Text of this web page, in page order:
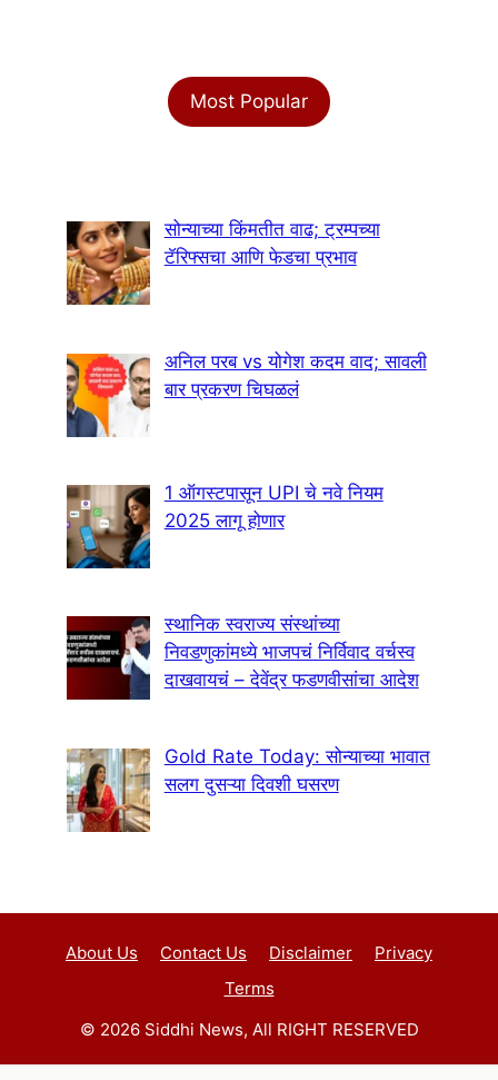
Most Popular
सोन्याच्या किंमतीत वाढ; ट्रम्पच्या
टॅरिफ्सचा आणि फेडचा प्रभाव
अनिल परब vs योगेश कदम वाद; सावली
बार प्रकरण चिघळलं
1 ऑगस्टपासून UPI चे नवे नियम
2025 लागू होणार
स्थानिक स्वराज्य संस्थांच्या
निवडणुकांमध्ये भाजपचं निर्विवाद वर्चस्व
दाखवायचं – देवेंद्र फडणवीसांचा आदेश
Gold Rate Today: सोन्याच्या भावात
सलग दुसऱ्या दिवशी घसरण
About Us Contact Us Disclaimer
Privacy
Terms
© 2026 Siddhi News, All RIGHT RESERVED